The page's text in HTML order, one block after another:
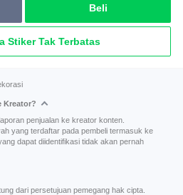
Beli
Stiker Tak Terbatas
Kreator?
penjualan ke kreator konten.
yang terdaftar pada pembeli termasuk ke
dapat diidentifikasi tidak akan pernah
dari persetujuan pemegang hak cipta.